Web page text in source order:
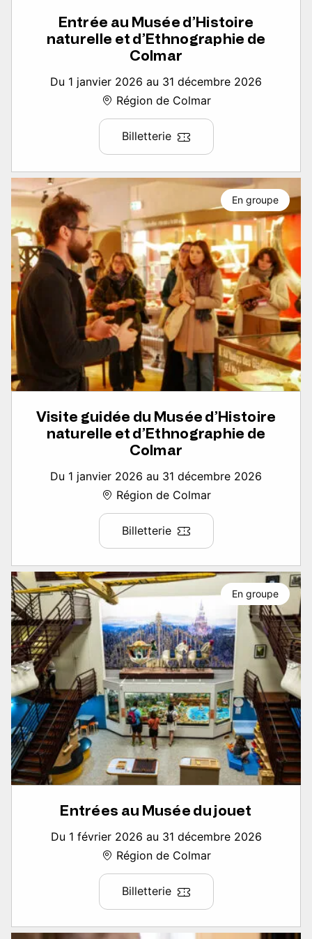
Entrée au Musée d’Histoire
naturelle et d’Ethnographie de
Colmar
Du 1 janvier 2026 au 31 décembre 2026
Région de Colmar
Billetterie
Visite guidée du Musée d’Histoire
naturelle et d’Ethnographie de
Colmar
Du 1 janvier 2026 au 31 décembre 2026
Région de Colmar
Billetterie
En groupe
Entrées au Musée du jouet
Du 1 février 2026 au 31 décembre 2026
Région de Colmar
Billetterie
En groupe